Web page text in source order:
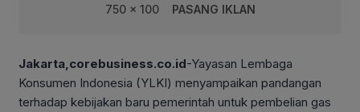
750 x 100 PASANG IKLAN
Jakarta,corebusiness.co.id-Yayasan Lembaga
Konsumen Indonesia (YLKI) menyampaikan pandangan
terhadap kebijakan baru pemerintah untuk pembelian gas